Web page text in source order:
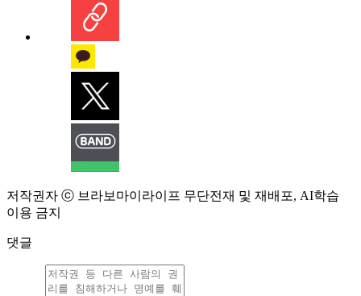
저작권자 ⓒ 브라보마이라이프 무단전재 및 재배포, AI학습
이용 금지
댓글